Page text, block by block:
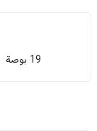
19 بوصة